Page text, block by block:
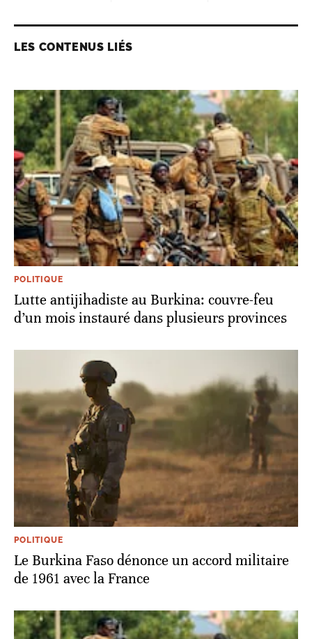
LES CONTENUS LIÉS
POLITIQUE
Lutte antijihadiste au Burkina: couvre-feu
d’un mois instauré dans plusieurs provinces
POLITIQUE
Le Burkina Faso dénonce un accord militaire
de 1961 avec la France